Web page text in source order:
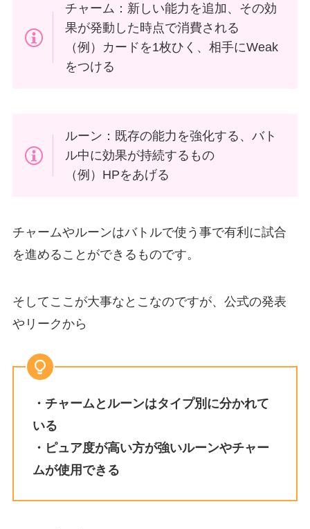
チャーム：新しい能力を追加、その効
果が発動した時点で消費される
（例）カードを1枚ひく、相手にWeak
をつける
ルーン：既存の能力を強化する、バト
ル中に効果が持続するもの
（例）HPをあげる
チャームやルーンはバトルで使う事で有利に試合
を進めることができるものです。
そしてここが大事なとこなのですが、公式の発表
やリークから
・チャームと ルーンはタイプ別に分かれて
いる
・ピュア度が高い方が強いルーンやチャー
ムが使用できる